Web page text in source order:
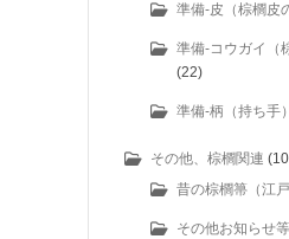
準備-皮（棕櫚皮
準備-コウガイ（
(22)
準備-柄（持ち手）
その他、棕櫚関連
昔の棕櫚箒（江戸
その他お知らせ等